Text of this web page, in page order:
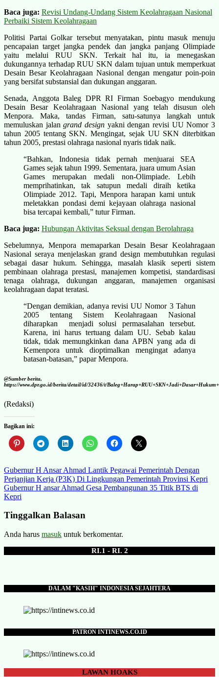
Baca juga: Revisi Undang-Undang Sistem Keolahragaan Nasional
Perbaiki Sistem Keolahragaan
Politisi Partai Golkar tersebut menyatakan, pintu masuk menuju
pencapaian target jangka pendek dan jangka panjang Olimpiade
yaitu melalui RUU SKN. Terkait hal itu, ia menegaskan
dukungannya terhadap RUU SKN dalam tujuan untuk memperkuat
Desain Besar Keolahragaan Nasional dengan mengatur poin-poin
yang bersifat substansial dan dukungan anggaran.
Senada, Anggota Baleg DPR RI Firman Soebagyo mendukung
Desain Besar Keolahragaan Nasional yang telah disusun oleh
Menpora. Maka, tandas Firman, satu-satunya langkah untuk
memuluskan jalangrand design yakni dengan revisi UU Nomor 3
tahun 2005 tentang SKN. Mengingat, sejak UU SKN diterbitkan
tahun 2005, prestasi olahraga nasional nyaris tidak naik.
“Bahkan, Indonesia tidak pernah menjuarai SEA
Games sejak tahun 1999. Sementara, juara umum Asian
Games merupakan medali non-Olimpiade. Lebih
memprihatinkan, tak satupun medali diraih ketika
Olimpiade 2012. Tapi, Menpora harapan kami untuk
meletakkan pondasi demi kejayaan olahraga nasional
bisa tercapai kembali,” tutur Firman.
Baca juga: Hubungan Aktivitas Seksual dengan Berolahraga
Sebelumnya, Menpora memaparkan Desain Besar Keolahragaan
Nasional seraya menjelaskan grand design membutuhkan regulasi
sebagai dasar hukum. Sehingga, masalah klasik seperti sistem
pembinaan olahraga prestasi, manajemen kompetisi, standardisasi
tenaga olahraga, dukungan anggaran, manajemen organisasi
keolahragaan dapat teratasi.
“Dengan demikian, adanya revisi UU Nomor 3 Tahun
2005 tentang Sistem Keolahragaan Nasional
diharapkan menjadi solusi permasalahan tersebut.
Karena, ini harus tertuang dalam UU. Sebab kalau
tidak, tidak memungkinkan dana APBN yang ada di
Kemenpora untuk dioptimalkan mengingat adanya
batasan-batasan,” papar Menpora.
@Sumber berita,
https://www.dpr.go.id/berita/detail/id/32436/t/
(Redaksi)
Bagikan ini:
Navigasi
pos
Gubernur H Ansar Ahmad Lantik Pegawai Pemerintah Dengan
Perjanjian Kerja (P3K) Di Lingkungan Pemerintah Provinsi Kepri
Gubernur H ansar Ahmad Gesa Pembangunan 35 Titik BTS di
Kepri
Tinggalkan Balasan
Anda harus masuk untuk berkomentar.
RI.1 - RI. 2
DALAM "KASIH" INDONESIA SEJAHTERA
PATRON INTINEWS.CO.ID
LAWANHOAKS